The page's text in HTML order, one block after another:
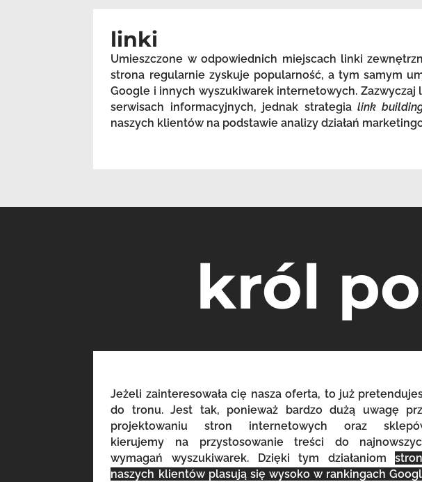
linki
Umieszczone w odpowiednich miejscach linki
strona regularnie zyskuje popularność, a tym samym
Google i innych wyszukiwarek internetowych.
serwisach informacyjnych, jednak strategia link
naszych klientów na podstawie analizy działań
król
Jeżeli zainteresowała cię nasza oferta, to już
do tronu. Jest tak, ponieważ bardzo dużą uwagę
projektowaniu stron internetowych oraz
kierujemy na przystosowanie treści do
wymagań wyszukiwarek. Dzięki tym działaniom
naszych klientów plasują się wysoko w rankingach